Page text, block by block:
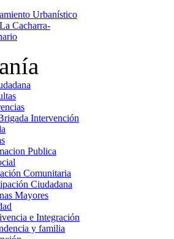
Urbanístico
La Cacharra-
Intervención
Publica
Comunitaria
Ciudadana
Mayores
e Integración
y familia